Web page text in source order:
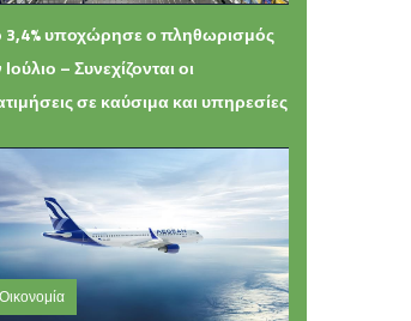
Παρασκευή 07 Αυγούστου 2026 14:33
3,4% υποχώρησε ο πληθωρισμός
– Συνεχίζονται οι
σε καύσιμα και υπηρεσίες
Οικονομία